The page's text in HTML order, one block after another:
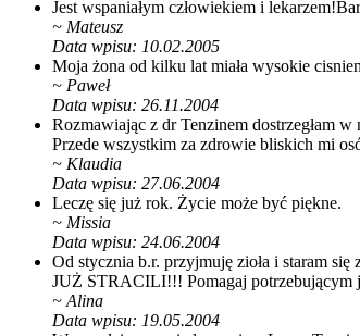
Jest wspaniałym człowiekiem i
~ Mateusz
Data wpisu: 10.02.2005
Moja żona od kilku lat miała wysokie
~ Paweł
Data wpisu: 26.11.2004
Rozmawiając z dr Tenzinem dostrzegłam
Przede wszystkim za zdrowie bliskich mi
~ Klaudia
Data wpisu: 27.06.2004
Leczę się już rok. Życie może być piękne.
~ Missia
Data wpisu: 24.06.2004
Od stycznia b.r. przyjmuję zioła i staram
JUŻ STRACILI!!! Pomagaj potrzebującym
~ Alina
Data wpisu: 19.05.2004